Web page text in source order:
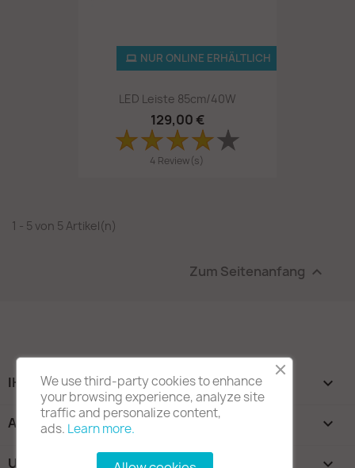
LED Leiste 85cm/40W
129,00 €
4 Review(s)
NUR ONLINE ERHÄLTLICH
1 - 5 von 5 Artikel(n)
Zum Seitenanfang 
IHR KONTO 
ARTIKEL 
UNTERNEHMEN 
We use third-party cookies to enhance
your browsing experience, analyze site
traffic and personalize content,
ads. Learn more.